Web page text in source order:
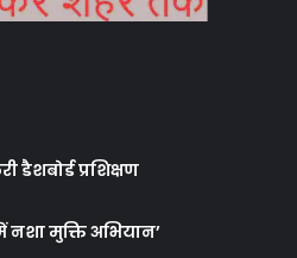
प्रशिक्षण
मुक्ति अभियान’